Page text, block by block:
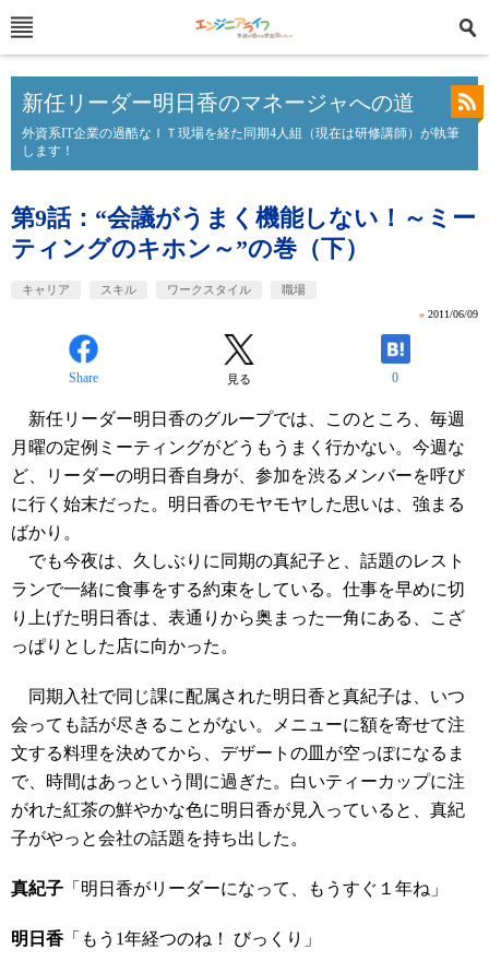
新任リーダー明日香のマネージャへの道
外資系IT企業の過酷なＩＴ現場を経た同期4人組（現在は研修講師）が執筆
します！
第9話：“会議がうまく機能しない！～ミー
ティングのキホン～”の巻（下）
キャリア スキル ワークスタイル 職場
» 2011/06/09
Share 見る 0
新任リーダー明日香のグループでは、このところ、毎週
月曜の定例ミーティングがどうもうまく行かない。今週な
ど、リーダーの明日香自身が、参加を渋るメンバーを呼び
に行く始末だった。明日香のモヤモヤした思いは、強まる
ばかり。
でも今夜は、久しぶりに同期の真紀子と、話題のレスト
ランで一緒に食事をする約束をしている。仕事を早めに切
り上げた明日香は、表通りから奥まった一角にある、こざ
っぱりとした店に向かった。
同期入社で同じ課に配属された明日香と真紀子は、いつ
会っても話が尽きることがない。メニューに額を寄せて注
文する料理を決めてから、デザートの皿が空っぽになるま
で、時間はあっという間に過ぎた。白いティーカップに注
がれた紅茶の鮮やかな色に明日香が見入っていると、真紀
子がやっと会社の話題を持ち出した。
真紀子 「明日香がリーダーになって、もうすぐ１年ね」
明日香 「もう1年経つのね！ びっくり」